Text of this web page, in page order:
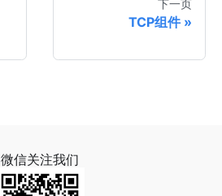
下一页
TCP组件
微信关注我们